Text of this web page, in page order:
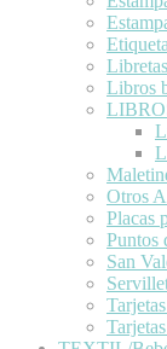
Libros
Otros
Placas
Puntos
San